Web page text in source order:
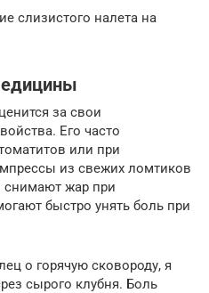
слизистого налета на
за свои
Его часто
или при
из свежих ломтиков
снимают жар при
быстро унять боль при
о горячую сковороду, я
сырого клубня. Боль